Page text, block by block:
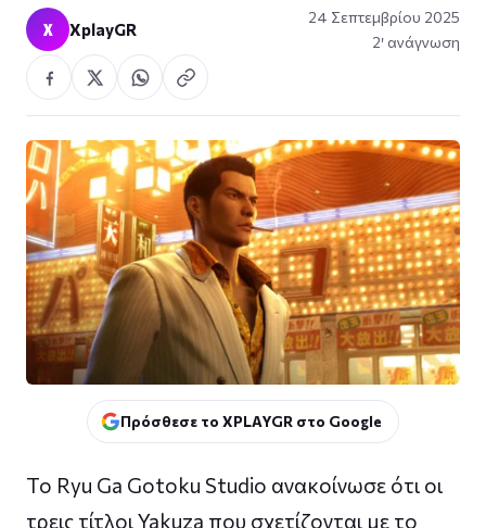
X XplayGR
24 Σεπτεμβρίου 2025
2′ ανάγνωση
Πρόσθεσε το XPLAYGR στο Google
To Ryu Ga Gotoku Studio ανακοίνωσε ότι οι
τρεις τίτλοι Yakuza που σχετίζονται με το